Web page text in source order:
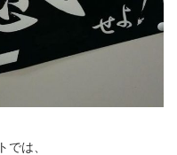
では、